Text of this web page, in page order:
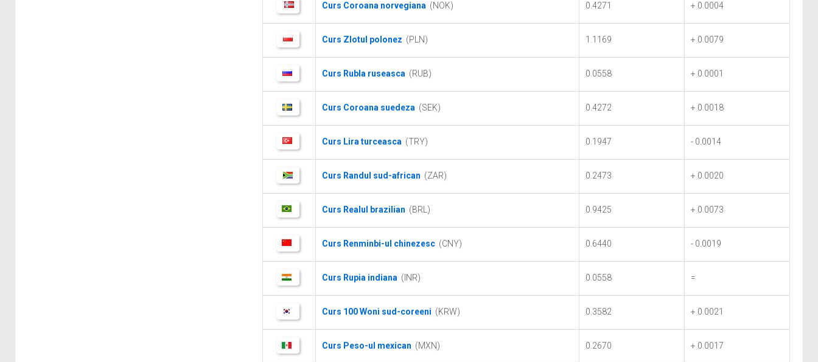
Curs Coroana norvegiana (NOK) 0.4271 + 0.0004
Curs Zlotul polonez (PLN) 1.1169 + 0.0079
Curs Rubla ruseasca (RUB) 0.0558 + 0.0001
Curs Coroana suedeza (SEK) 0.4272 + 0.0018
Curs Lira turceasca (TRY) 0.1947 - 0.0014
Curs Randul sud-african (ZAR) 0.2473 + 0.0020
Curs Realul brazilian (BRL) 0.9425 + 0.0073
Curs Renminbi-ul chinezesc (CNY) 0.6440 - 0.0019
Curs Rupia indiana (INR) 0.0558 =
Curs 100 Woni sud-coreeni (KRW) 0.3582 + 0.0021
Curs Peso-ul mexican (MXN) 0.2670 + 0.0017